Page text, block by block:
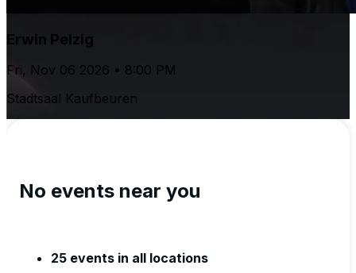
Erwin Pelzig
Fri, Nov 06 2026 • 8:00 PM
Stadtsaal Kaufbeuren
No events near you
25 events in all locations